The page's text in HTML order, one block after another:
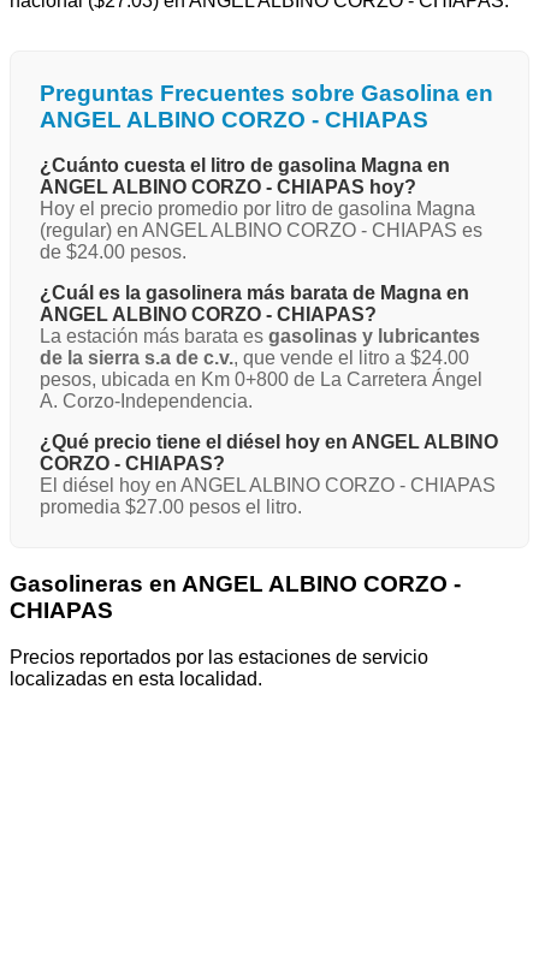
Preguntas Frecuentes sobre Gasolina en
ANGEL ALBINO CORZO - CHIAPAS
¿Cuánto cuesta el litro de gasolina Magna en
ANGEL ALBINO CORZO - CHIAPAS hoy?
Hoy el precio promedio por litro de gasolina Magna
(regular) en ANGEL ALBINO CORZO - CHIAPAS es
de $24.00 pesos.
¿Cuál es la gasolinera más barata de Magna en
ANGEL ALBINO CORZO - CHIAPAS?
La estación más barata es gasolinas y lubricantes
de la sierra s.a de c.v., que vende el litro a $24.00
pesos, ubicada en Km 0+800 de La Carretera Ángel
A. Corzo-Independencia.
¿Qué precio tiene el diésel hoy en ANGEL ALBINO
CORZO - CHIAPAS?
El diésel hoy en ANGEL ALBINO CORZO - CHIAPAS
promedia $27.00 pesos el litro.
Gasolineras en ANGEL ALBINO CORZO -
CHIAPAS
Precios reportados por las estaciones de servicio
localizadas en esta localidad.